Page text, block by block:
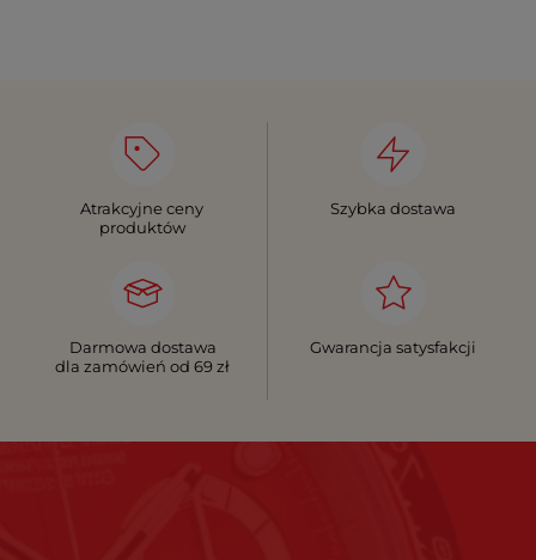
Atrakcyjne ceny
produktów
Szybka dostawa
Darmowa dostawa
dla zamówień od 69 zł
Gwarancja satysfakcji